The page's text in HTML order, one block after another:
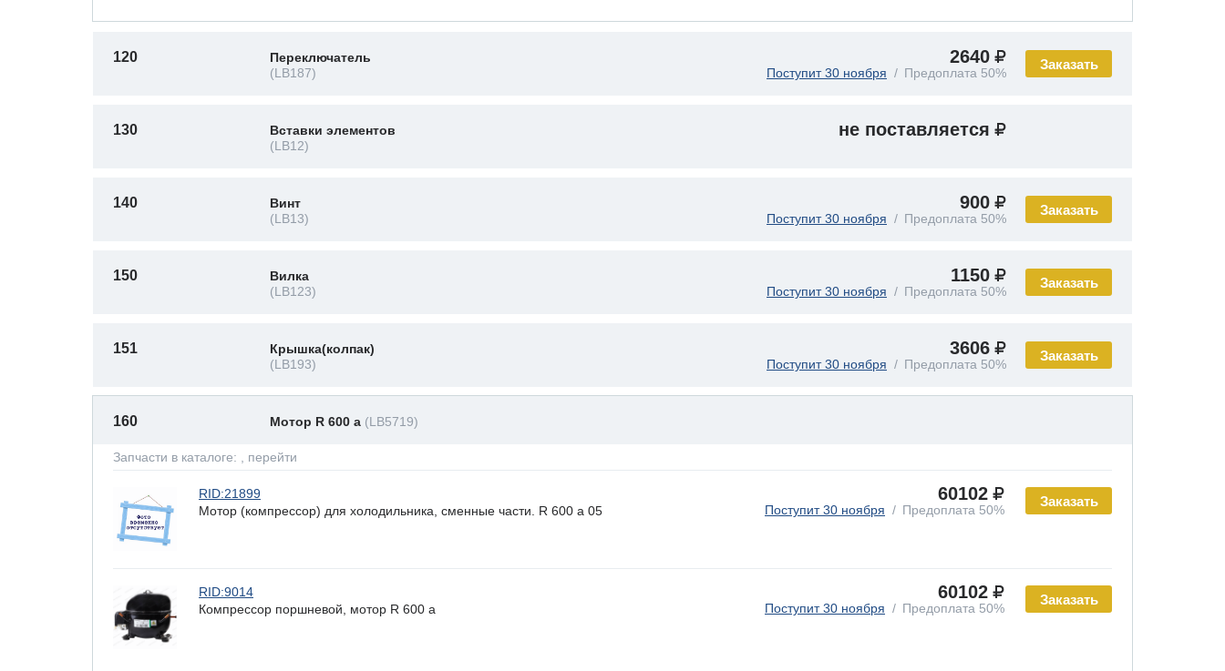
Заказать
120
Переключатель
(LB187)
2640
Поступит 30 ноября Предоплата 50%
130
Вставки элементов
(LB12)
не поставляется
Заказать
140
Винт
(LB13)
900
Поступит 30 ноября Предоплата 50%
Заказать
150
Вилка
(LB123)
1150
Поступит 30 ноября Предоплата 50%
Заказать
151
Крышка(колпак)
(LB193)
3606
Поступит 30 ноября Предоплата 50%
160 Мотор R 600 a (LB5719)
Запчасти в каталоге: , перейти
Заказать
RID:21899
Мотор (компрессор) для холодильника, сменные части. R 600 a 05
60102
Поступит 30 ноября Предоплата 50%
Заказать
RID:9014
Компрессор поршневой, мотор R 600 a
60102
Поступит 30 ноября Предоплата 50%